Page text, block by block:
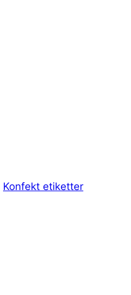
Konfekt etiketter